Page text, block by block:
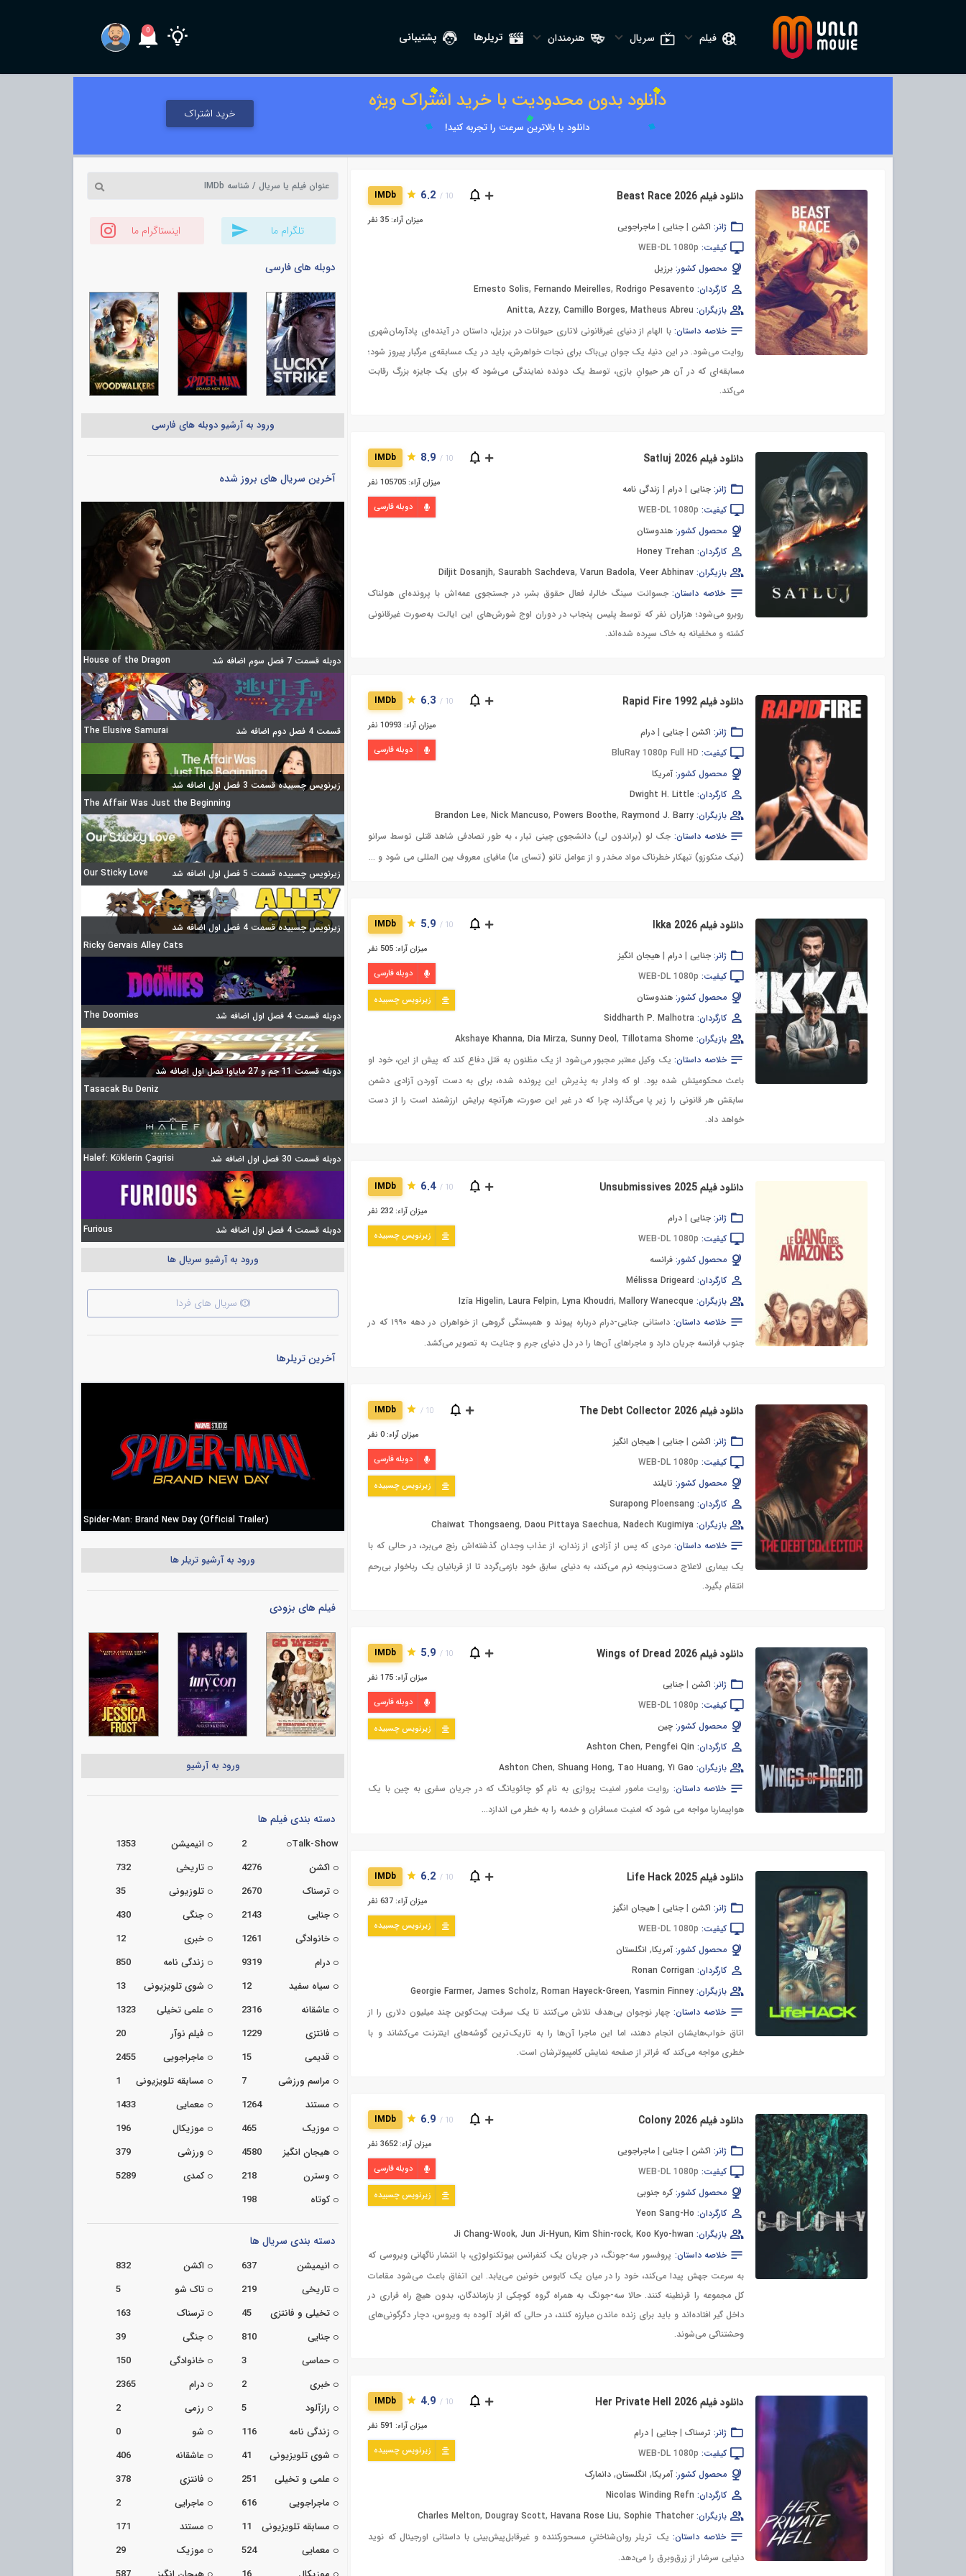
فیلم سریال هنرمندان تریلرها پشتیبانی 0
دانلود بدون محدودیت با خرید اشتراک ویژه
دانلود با بالاترین سرعت را تجربه کنید!
خرید اشتراک
دانلود فیلم Beast Race 2026 10 /
6.2
IMDb
میزان آراء: 35 نفر ژانر: اکشن| جنایی| ماجراجویی
کیفیت: WEB-DL 1080p
محصول کشور: برزیل
کارگردان:
Ernesto Solis,Fernando Meirelles,Rodrigo Pesavento
بازیگران:
Anitta,Azzy,Camillo Borges,Matheus Abreu
خلاصه داستان:با الهام از دنیای غیرقانونی لاتاری حیوانات در برزیل، داستان در آینده‌ای پادآرمان‌شهری
روایت می‌شود. در این دنیا، یک جوان بی‌باک برای نجات خواهرش، باید در یک مسابقه‌ی مرگبار پیروز شود؛
مسابقه‌ای که در آن هر حیوانِ بازی، توسط یک دونده نمایندگی می‌شود که برای یک جایزه بزرگ رقابت
می‌کند.
دانلود فیلم Satluj 2026 10 /
8.9
IMDb
میزان آراء: 105705 نفر
دوبله فارسی
ژانر: جنایی| درام| زندگی نامه
کیفیت: WEB-DL 1080p
محصول کشور: هندوستان
کارگردان: Honey Trehan
بازیگران:
Diljit Dosanjh,Saurabh Sachdeva,Varun Badola,Veer Abhinav
خلاصه داستان:جسوانت سینگ خالرا، فعال حقوق بشر، در جستجوی عمه‌اش با پرونده‌ای هولناک
روبرو می‌شود؛ هزاران نفر که توسط پلیس پنجاب در دوران اوج شورش‌های این ایالت به‌صورت غیرقانونی
کشته و مخفیانه به خاک سپرده شده‌اند.
دانلود فیلم Rapid Fire 1992 10 /
6.3
IMDb
میزان آراء: 10993 نفر
دوبله فارسی
ژانر: اکشن| جنایی| درام
کیفیت: BluRay 1080p Full HD
محصول کشور: آمریکا
کارگردان: Dwight H. Little
بازیگران:
Brandon Lee,Nick Mancuso,Powers Boothe,Raymond J. Barry
خلاصه داستان: جک لو (براندون لی) دانشجوی چینی تبار ، به طور تصادفی شاهد قتلی توسط سرانو
(نیک منکوزو) تبهکار خطرناک مواد مخدر و از عوامل تانو (تسای ما) مافیای معروف بین المللی می شود و ...
دانلود فیلم Ikka 2026 10 /
5.9
IMDb
میزان آراء: 505 نفر
دوبله فارسی
زیرنویس چسبیده
ژانر: جنایی| درام| هیجان انگیز
کیفیت: WEB-DL 1080p
محصول کشور: هندوستان
کارگردان: Siddharth P. Malhotra
بازیگران:
Akshaye Khanna,Dia Mirza,Sunny Deol, Tillotama Shome
خلاصه داستان: یک وکیل معتبر مجبور می‌شود از یک مظنون به قتل دفاع کند که پیش از این، خود او
باعث محکومیتش شده بود. او که وادار به پذیرش این پرونده شده، برای به دست آوردن آزادی دشمن
سابقش هر قانونی را زیر پا می‌گذارد، چرا که در غیر این صورت، هرآنچه برایش ارزشمند است را از دست
خواهد داد.
دانلود فیلم Unsubmissives 2025 10 /
6.4
IMDb
میزان آراء: 232 نفر
زیرنویس چسبیده
ژانر: جنایی| درام
کیفیت: WEB-DL 1080p
محصول کشور: فرانسه
کارگردان: Mélissa Drigeard
بازیگران:
Izïa Higelin,Laura Felpin,Lyna Khoudri,Mallory Wanecque
خلاصه داستان:
داستانی جنایی-درام درباره پیوند و همبستگی گروهی از خواهران در دهه ۱۹۹۰ که در
جنوب فرانسه جریان دارد و ماجراهای آن‌ها را در دل دنیای جرم و جنایت به تصویر می‌کشد.
دانلود فیلم The Debt Collector 2026 10 /
IMDb
میزان آراء: 0 نفر
دوبله فارسی
زیرنویس چسبیده
ژانر: اکشن| جنایی| هیجان انگیز
کیفیت: WEB-DL 1080p
محصول کشور: تایلند
کارگردان: Surapong Ploensang
بازیگران:
Chaiwat Thongsaeng,Daou Pittaya Saechua,Nadech Kugimiya
خلاصه داستان: مردی که پس از آزادی از زندان، از عذاب وجدان گذشته‌اش رنج می‌برد، در حالی که با
یک بیماری لاعلاج دست‌وپنجه نرم می‌کند، به دنیای سابق خود بازمی‌گردد تا از قربانیان یک رباخوار بی‌رحم
انتقام بگیرد.
دانلود فیلم Wings of Dread 2026 10 /
5.9
IMDb
میزان آراء: 175 نفر
دوبله فارسی
زیرنویس چسبیده
ژانر: اکشن| جنایی
کیفیت: WEB-DL 1080p
محصول کشور: چین
کارگردان:
Ashton Chen,Pengfei Qin
بازیگران:
Ashton Chen,Shuang Hong, Tao Huang,Yi Gao
خلاصه داستان: روایت مامور امنیت پروازی به نام گو چائویانگ که در جریان سفری به چین با یک
هواپیماربا مواجه می شود که امنیت مسافران و خدمه را به خطر می اندازد...
دانلود فیلم Life Hack 2025 10 /
6.2
IMDb
میزان آراء: 637 نفر
زیرنویس چسبیده
ژانر: اکشن| جنایی| هیجان انگیز
کیفیت: WEB-DL 1080p
محصول کشور: آمریکا, انگلستان
کارگردان: Ronan Corrigan
بازیگران:
Georgie Farmer,James Scholz,Roman Hayeck-Green,Yasmin Finney
خلاصه داستان: چهار نوجوان بی‌هدف تلاش می‌کنند تا یک سرقت بیت‌کوین چند میلیون دلاری را از
اتاق خواب‌هایشان انجام دهند، اما این ماجرا آن‌ها را به تاریک‌ترین گوشه‌های اینترنت می‌کشاند و با
خطری مواجه می‌کند که فراتر از صفحه نمایش کامپیوترشان است.
دانلود فیلم Colony 2026 10 /
6.9
IMDb
میزان آراء: 3652 نفر
دوبله فارسی
زیرنویس چسبیده
ژانر: اکشن| جنایی| ماجراجویی
کیفیت: WEB-DL 1080p
محصول کشور: کره جنوبی
کارگردان: Yeon Sang-Ho
بازیگران:
Ji Chang-Wook,Jun Ji-Hyun,Kim Shin-rock,Koo Kyo-hwan
خلاصه داستان: پروفسور سه-جونگ، در جریان یک کنفرانس بیوتکنولوژی، با انتشار ناگهانی ویروسی که
به سرعت جهش پیدا می‌کند، خود را در میان یک کابوس خونین می‌یابد. این اتفاق باعث می‌شود مقامات
کل مجموعه را قرنطینه کنند. حالا سه-جونگ به همراه گروه کوچکی از بازماندگان، بدون هیچ راه فراری در
داخل گیر افتاده‌اند و باید برای زنده ماندن مبارزه کنند، در حالی که افراد آلوده به ویروس، دچار دگرگونی‌های
وحشتناکی می‌شوند.
دانلود فیلم Her Private Hell 2026 10 /
4.9
IMDb
میزان آراء: 591 نفر
زیرنویس چسبیده
ژانر: ترسناک| جنایی| درام
کیفیت: WEB-DL 1080p
محصول کشور: آمریکا, انگلستان, دانمارک
کارگردان: Nicolas Winding Refn
بازیگران:
Charles Melton,Dougray Scott,Havana Rose Liu,Sophie Thatcher
خلاصه داستان: یک تریلر روان‌شناختیِ مسحورکننده و غیرقابل‌پیش‌بینی با داستانی اورجینال که نوید
دنیایی سرشار از زرق‌وبرق را می‌دهد.
تلگرام ما اینستاگرام ما
دوبله های فارسی
ورود به آرشیو دوبله های فارسی
آخرین سریال های بروز شده
دوبله قسمت 7 فصل سوم اضافه شد House of the Dragon
قسمت 4 فصل دوم اضافه شد The Elusive Samurai
زیرنویس چسبیده قسمت 3 فصل اول اضافه شد
The Affair Was Just the Beginning
زیرنویس چسبیده قسمت 5 فصل اول اضافه شد Our Sticky Love
زیرنویس چسبیده قسمت 4 فصل اول اضافه شد
Ricky Gervais Alley Cats
دوبله قسمت 4 فصل اول اضافه شد The Doomies
دوبله قسمت 11 جم و 27 مایاوا فصل اول اضافه شد
Tasacak Bu Deniz
دوبله قسمت 30 فصل اول اضافه شد Halef: Köklerin Çagrisi
دوبله قسمت 4 فصل اول اضافه شد Furious
ورود به آرشیو سریال ها
سریال های فردا
آخرین تریلرها
Spider-Man: Brand New Day (Official Trailer)
ورود به آرشیو تریلر ها
فیلم های بزودی
ورود به آرشیو
دسته بندی فیلم ها
Talk-Show
2 انیمیشن
1353
اکشن
4276 تاریخی
732
ترسناک
2670 تلوزیونی
35
جنایی
2143 جنگی
430
خانوادگی
1261 خبری
12
درام
9319 زندگی نامه
850
سیاه سفید
12 شوی تلویزیونی
13
عاشقانه
2316 علمی تخیلی
1323
فانتزی
1229 فیلم نوآر
20
قدیمی
15 ماجراجویی
2455
مراسم ورزشی
7 مسابقه تلویزیونی
1
مستند
1264 معمایی
1433
موزیک
465 موزیکال
196
هیجان انگیز
4580 ورزشی
379
وسترن
218 کمدی
5289
کوتاه
198
دسته بندی سریال ها
انیمیشن 637 اکشن
832
تاریخی
219 تاک شو
5
تخیلی و فانتزی
45 ترسناک
163
جنایی
810 جنگی
39
حماسی
3 خانوادگی
150
خبری
2 درام
2365
رازآلود
5 رزمی
2
زندگی نامه
116 شو
0
شوی تلویزیونی
41 عاشقانه
406
علمی و تخیلی
251 فانتزی
378
ماجراجویی
616 ماجرایی
2
مسابقه تلویزیونی
11 مستند
171
معمایی
524 موزیک
29